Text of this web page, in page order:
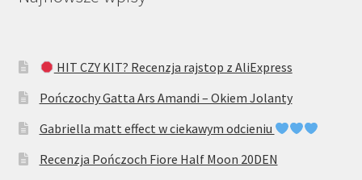
HIT CZY KIT? Recenzja rajstop z AliExpress
Pończochy Gatta Ars Amandi – Okiem Jolanty
Gabriella matt effect w ciekawym odcieniu
Recenzja Pończoch Fiore Half Moon 20DEN